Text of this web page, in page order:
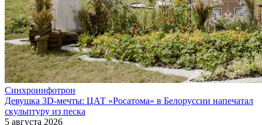
Синхроинфотрон
Девушка 3D-мечты: ЦАТ «Росатома» в Белоруссии напечатал
скульптуру из песка
5 августа 2026